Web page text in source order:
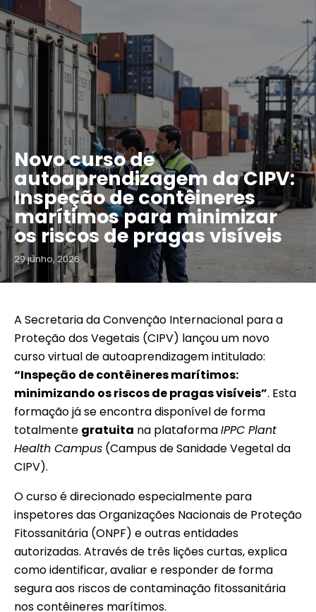
Novo curso de
autoaprendizagem da CIPV:
Inspeção de contêineres
marítimos para minimizar
os riscos de pragas visíveis
29 junho, 2026
A Secretaria da Convenção Internacional para a
Proteção dos Vegetais (CIPV) lançou um novo
curso virtual de autoaprendizagem intitulado:
“Inspeção de contêineres marítimos:
minimizando os riscos de pragas visíveis”. Esta
formação já se encontra disponível de forma
totalmente gratuita na plataformaIPPC Plant
Health Campus (Campus de Sanidade Vegetal da
CIPV).
O curso é direcionado especialmente para
inspetores das Organizações Nacionais de Proteção
Fitossanitária (ONPF) e outras entidades
autorizadas. Através de três lições curtas, explica
como identificar, avaliar e responder de forma
segura aos riscos de contaminação fitossanitária
nos contêineres marítimos.